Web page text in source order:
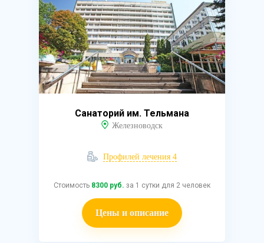
Санаторий им. Тельмана
Железноводск
Профилей лечения 4
Стоимость 8300 руб. за 1 сутки для 2 человек
Цены и описание